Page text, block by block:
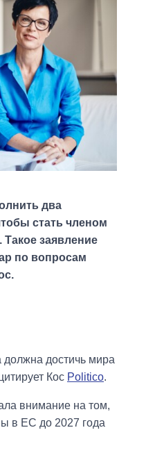
два
стать членом
. Такое заявление
по вопросам
достичь мира
Кос Politico.
внимание на том,
в ЕС до 2027 года